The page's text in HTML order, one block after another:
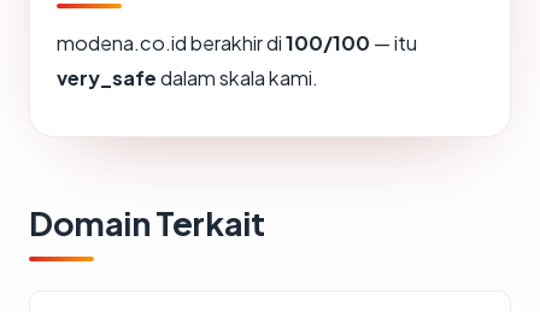
modena.co.id berakhir di100/100 — itu
very_safedalam skala kami.
Domain Terkait